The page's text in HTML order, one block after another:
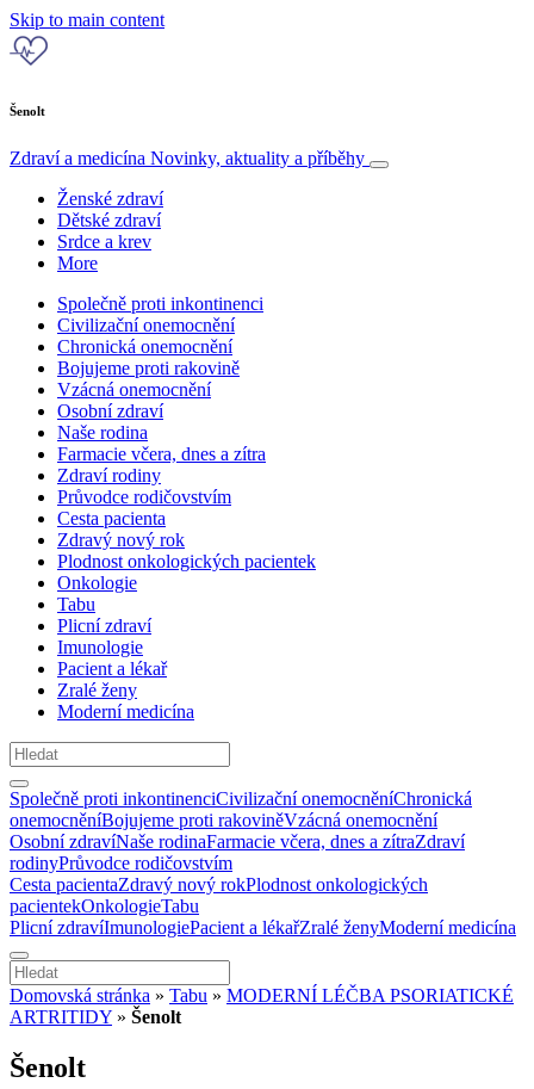
Skip to main content
Šenolt
Zdraví a medicína Novinky, aktuality a příběhy
Ženské zdraví
Dětské zdraví
Srdce a krev
More
Společně proti inkontinenci
Civilizační onemocnění
Chronická onemocnění
Bojujeme proti rakovině
Vzácná onemocnění
Osobní zdraví
Naše rodina
Farmacie včera, dnes a zítra
Zdraví rodiny
Průvodce rodičovstvím
Cesta pacienta
Zdravý nový rok
Plodnost onkologických pacientek
Onkologie
Tabu
Plicní zdraví
Imunologie
Pacient a lékař
Zralé ženy
Moderní medicína
Společně proti inkontinenciCivilizační onemocněníChronická
onemocněníBojujeme proti rakoviněVzácná onemocnění
Osobní zdravíNaše rodinaFarmacie včera, dnes a zítraZdraví
rodinyPrůvodce rodičovstvím
Cesta pacientaZdravý nový rokPlodnost onkologických
pacientekOnkologieTabu
Plicní zdravíImunologiePacient a lékařZralé ženyModerní medicína
Domovská stránka » Tabu » MODERNÍ LÉČBA PSORIATICKÉ
ARTRITIDY » Šenolt
Šenolt